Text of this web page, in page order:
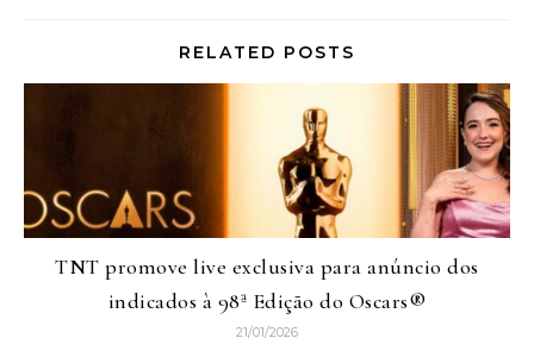
RELATED POSTS
TNT promove live exclusiva para anúncio dos
indicados à 98ª Edição do Oscars®
21/01/2026